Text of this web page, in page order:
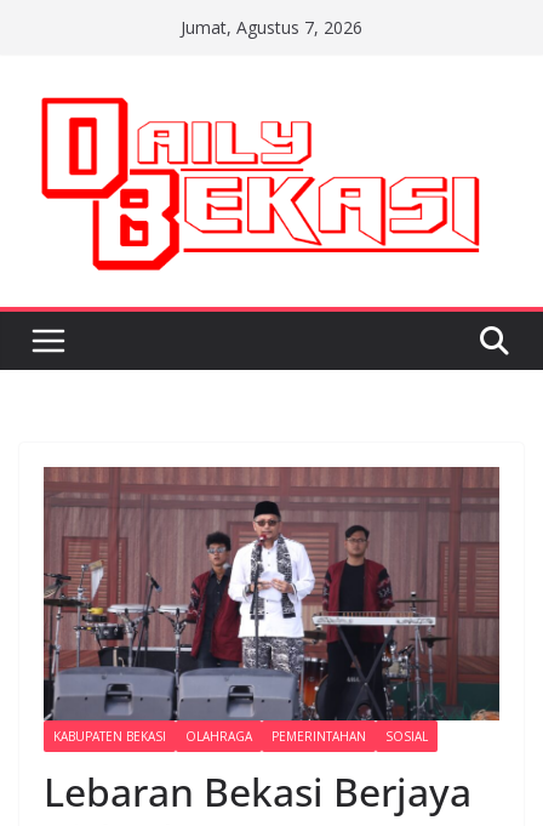
Jumat, Agustus 7, 2026
KABUPATEN BEKASI OLAHRAGA PEMERINTAHAN SOSIAL
Lebaran Bekasi Berjaya